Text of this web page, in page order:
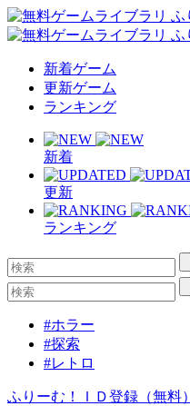
新着ゲーム
更新ゲーム
ランキング
新着
更新
ランキング
#ホラー
#探索
#レトロ
ふりーむ！ＩＤ登録（無料）